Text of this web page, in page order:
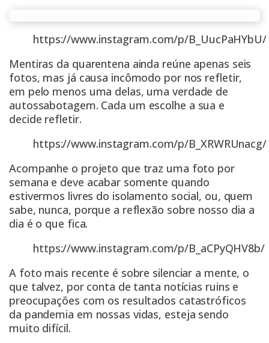
https://www.instagram.com/p/B_UucPaHYbU/
Mentiras da quarentena ainda reúne apenas seis
fotos, mas já causa incômodo por nos refletir,
em pelo menos uma delas, uma verdade de
autossabotagem. Cada um escolhe a sua e
decide refletir.
https://www.instagram.com/p/B_XRWRUnacg/
Acompanhe o projeto que traz uma foto por
semana e deve acabar somente quando
estivermos livres do isolamento social, ou, quem
sabe, nunca, porque a reflexão sobre nosso dia a
dia é o que fica.
https://www.instagram.com/p/B_aCPyQHV8b/
A foto mais recente é sobre silenciar a mente, o
que talvez, por conta de tanta notícias ruins e
preocupações com os resultados catastróficos
da pandemia em nossas vidas, esteja sendo
muito difícil.